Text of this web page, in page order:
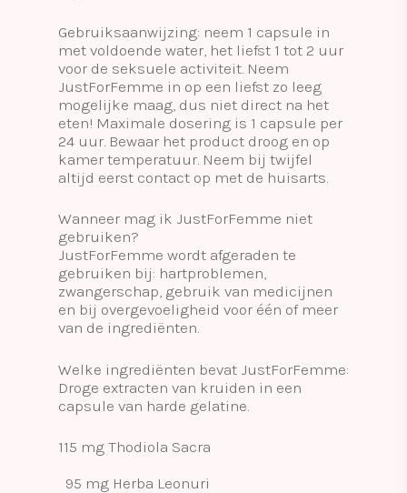
Gebruiksaanwijzing: neem 1 capsule in
met voldoende water, het liefst 1 tot 2 uur
voor de seksuele activiteit. Neem
JustForFemme in op een liefst zo leeg
mogelijke maag, dus niet direct na het
eten! Maximale dosering is 1 capsule per
24 uur. Bewaar het product droog en op
kamer temperatuur. Neem bij twijfel
altijd eerst contact op met de huisarts.
Wanneer mag ik JustForFemme niet
gebruiken?
JustForFemme wordt afgeraden te
gebruiken bij: hartproblemen,
zwangerschap, gebruik van medicijnen
en bij overgevoeligheid voor één of meer
van de ingrediënten.
Welke ingrediënten bevat JustForFemme:
Droge extracten van kruiden in een
capsule van harde gelatine.
115 mg Thodiola Sacra
95 mg Herba Leonuri